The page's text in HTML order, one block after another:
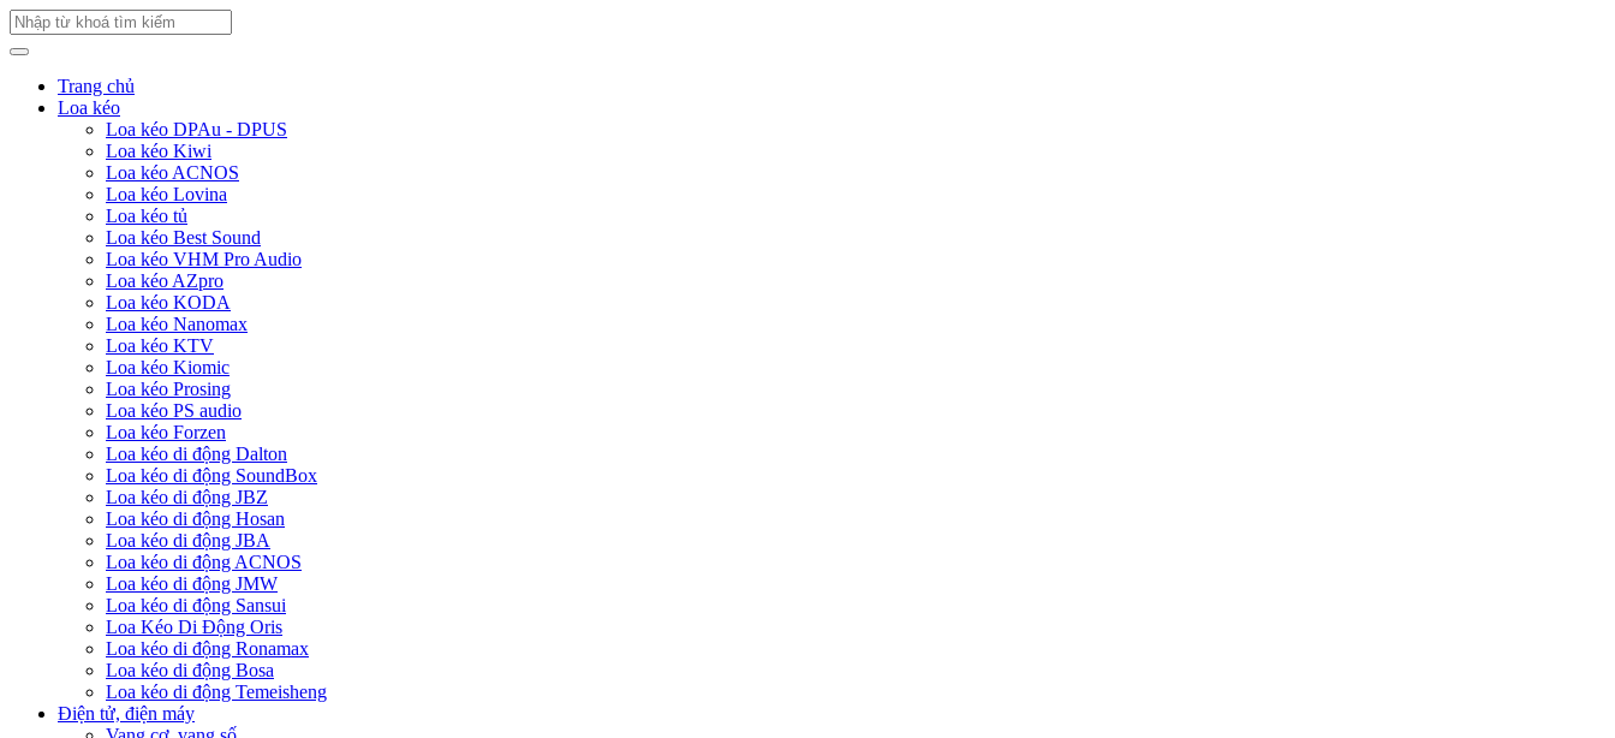
Trang chủ
Loa kéo
Loa kéo DPAu - DPUS
Loa kéo Kiwi
Loa kéo ACNOS
Loa kéo Lovina
Loa kéo tủ
Loa kéo Best Sound
Loa kéo VHM Pro Audio
Loa kéo AZpro
Loa kéo KODA
Loa kéo Nanomax
Loa kéo KTV
Loa kéo Kiomic
Loa kéo Prosing
Loa kéo PS audio
Loa kéo Forzen
Loa kéo di động Dalton
Loa kéo di động SoundBox
Loa kéo di động JBZ
Loa kéo di động Hosan
Loa kéo di động JBA
Loa kéo di động ACNOS
Loa kéo di động JMW
Loa kéo di động Sansui
Loa Kéo Di Động Oris
Loa kéo di động Ronamax
Loa kéo di động Bosa
Loa kéo di động Temeisheng
Điện tử, điện máy